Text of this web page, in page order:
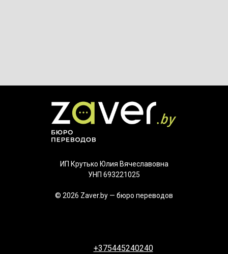
ИП Крутько Юлия Вячеславовна
УНП 693221025
© 2026 Zaver.by — бюро переводов
+375445240240